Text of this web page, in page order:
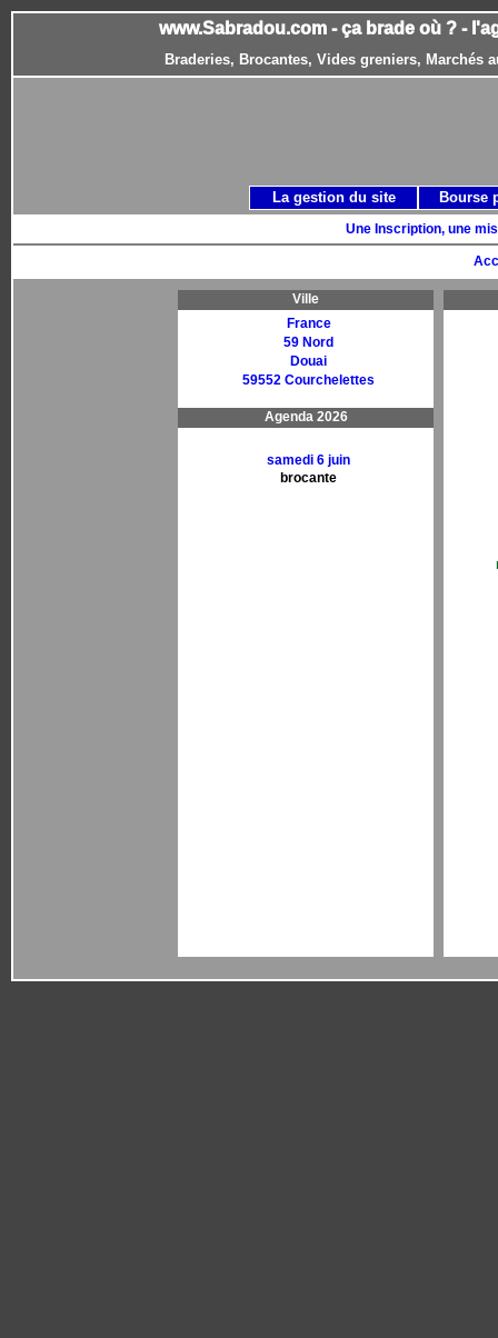
www.Sabradou.com - ça brade où ? -
Braderies, Brocantes, Vides greniers, Marchés
Une Inscription, une
Ville
France
59 Nord
Douai
59552 Courchelettes
Agenda 2026
samedi 6 juin
brocante
La gestion du site Bourse